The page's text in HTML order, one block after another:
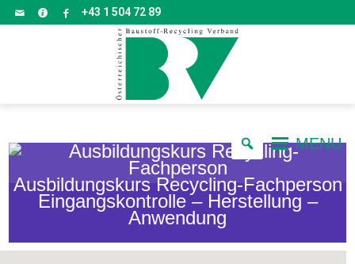
+43 1 504 72 89
MENU
Ausbildungskurs Recycling-Fachperson
Eingangskontrolle – Herstellung –
Anwendung